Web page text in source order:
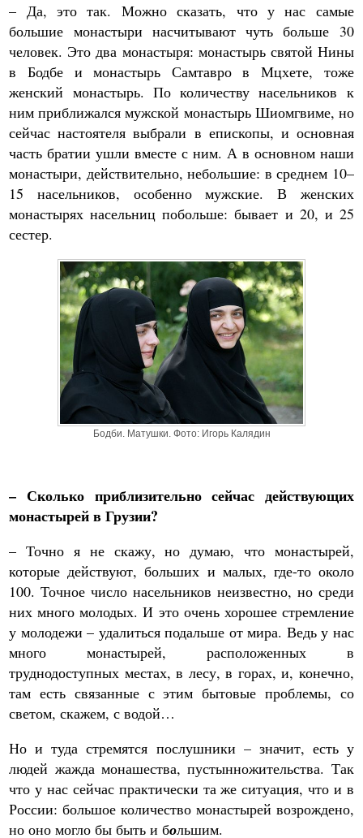
– Да, это так. Можно сказать, что у нас самые
большие монастыри насчитывают чуть больше 30
человек. Это два монастыря: монастырь святой Нины
в Бодбе и монастырь Самтавро в Мцхете, тоже
женский монастырь. По количеству насельников к
ним приближался мужской монастырь Шиомгвиме, но
сейчас настоятеля выбрали в епископы, и основная
часть братии ушли вместе с ним. А в основном наши
монастыри, действительно, небольшие: в среднем 10–
15 насельников, особенно мужские. В женских
монастырях насельниц побольше: бывает и 20, и 25
сестер.
Бодби. Матушки. Фото: Игорь Калядин
– Сколько приблизительно сейчас действующих
монастырей в Грузии?
– Точно я не скажу, но думаю, что монастырей,
которые действуют, больших и малых, где-то около
100. Точное число насельников неизвестно, но среди
них много молодых. И это очень хорошее стремление
у молодежи – удалиться подальше от мира. Ведь у нас
много монастырей, расположенных в
труднодоступных местах, в лесу, в горах, и, конечно,
там есть связанные с этим бытовые проблемы, со
светом, скажем, с водой…
Но и туда стремятся послушники – значит, есть у
людей жажда монашества, пустынножительства. Так
что у нас сейчас практически та же ситуация, что и в
России: большое количество монастырей возрождено,
но оно могло бы быть и большим.